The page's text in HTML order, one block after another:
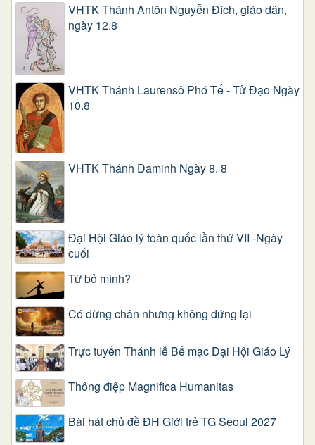
VHTK Thánh Antôn Nguyễn Ðích, giáo dân,
ngày 12.8
VHTK Thánh Laurensô Phó Tế - Tử Đạo Ngày
10.8
VHTK Thánh Đaminh Ngày 8. 8
Đại Hội Giáo lý toàn quốc lần thứ VII -Ngày
cuối
Từ bỏ mình?
Có dừng chân nhưng không đứng lại
Trực tuyến Thánh lễ Bế mạc Đại Hội Giáo Lý
Thông điệp Magnifica Humanitas
Bài hát chủ đề ĐH Giới trẻ TG Seoul 2027